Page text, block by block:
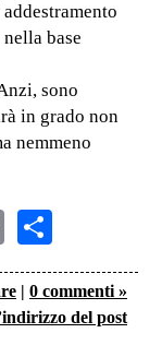
base
sono
in grado non
nemmeno
Copy
Link
| 0 commenti »
del post